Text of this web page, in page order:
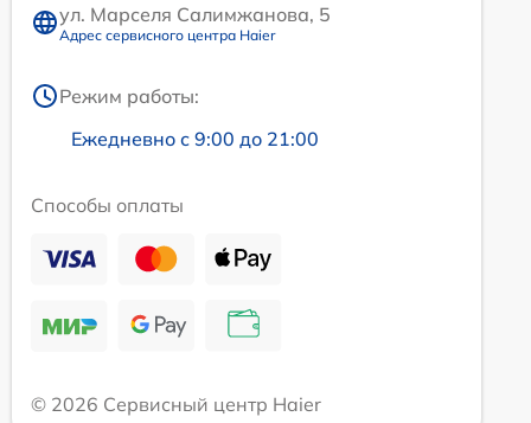
ул. Марселя Салимжанова, 5
Адрес сервисного центра Haier
Режим работы:
Ежедневно с 9:00 до 21:00
Способы оплаты
© 2026 Сервисный центр Haier